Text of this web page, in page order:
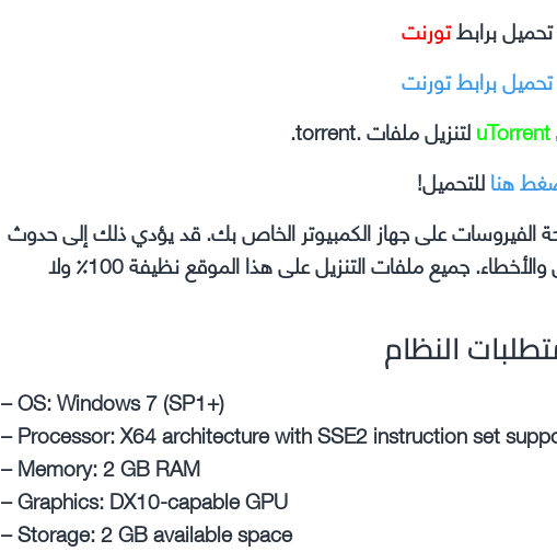
تحميل برابطتورنت
تحميل برابط تورنت
uTorrentلتنزيل ملفات .torrent.
هناللتحميل!
الفيروسات على جهاز الكمبيوتر الخاص بك. قد يؤدي ذلك إلى حدوث
مشكلات في اللعبة التي تقوم بتثبيتها مثل الأعطال والأخطاء. جميع ملفات التنزيل على هذا الموقع نظيفة 100٪ ولا
النظام
– OS: Windows 7 (SP1+)
– Processor: X64 architecture with SSE2 instruction set
– Memory: 2 GB RAM
– Graphics: DX10-capable GPU
– Storage: 2 GB available space